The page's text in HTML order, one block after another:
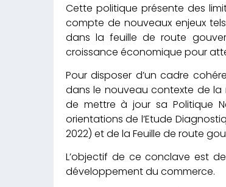
Cette politique présente des
compte de nouveaux enjeux
dans la feuille de route
croissance économique pour
Pour disposer d’un cadre
dans le nouveau contexte de la
de mettre à jour sa Politique
orientations de l’Etude
2022) et de la Feuille de route
L’objectif de ce conclave est
développement du commerce.